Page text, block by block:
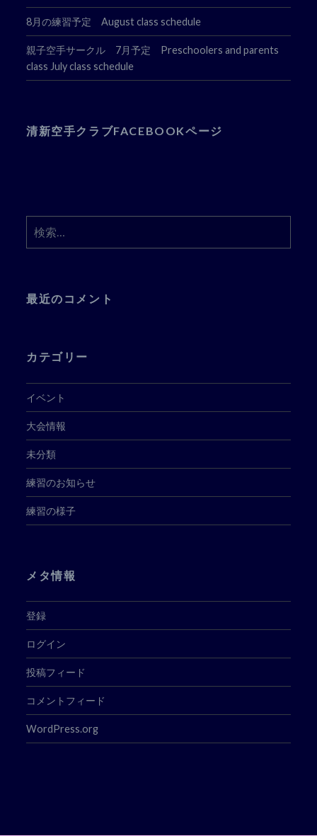
8月の練習予定 August class schedule
親子空手サークル 7月予定 Preschoolers and parents
class July class schedule
清新空手クラブFACEBOOKページ
索:
最近のコメント
カテゴリー
イベント
大会情報
未分類
練習のお知らせ
練習の様子
メタ情報
登録
ログイン
投稿フィード
コメントフィード
WordPress.org